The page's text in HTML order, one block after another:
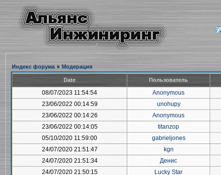
Индекс форума » Модерация
Date Пользователь
08/07/2023 11:54:54
Anonymous
23/06/2022 00:14:59
unohupy
23/06/2022 00:14:26
Anonymous
23/06/2022 00:14:05
titanzop
05/10/2020 11:59:00
gabrieljones
24/07/2020 21:51:47
kgn
24/07/2020 21:51:34
Денис
24/07/2020 21:50:15
Lucky Star